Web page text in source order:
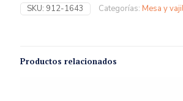
SKU: 912-1643 Categorías: Mesa y
Productos relacionados